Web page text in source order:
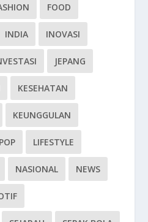
FOOD
INDIA INOVASI
JEPANG
KESEHATAN
KEUNGGULAN
LIFESTYLE
NASIONAL NEWS